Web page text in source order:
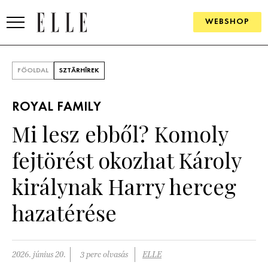
WEBSHOP
SZÉPSÉG
KULTÚRA
PSZICHÉ
PÁRKAPCSOLAT
FŐOLDAL SZTÁRHÍREK
ROYAL FAMILY
Mi lesz ebből? Komoly
fejtörést okozhat Károly
királynak Harry herceg
hazatérése
2026. június 20. 3 perc olvasás ELLE